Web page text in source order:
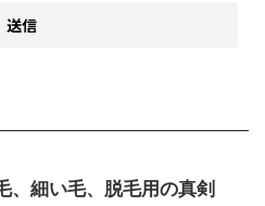
、細い毛、脱毛用の真剣